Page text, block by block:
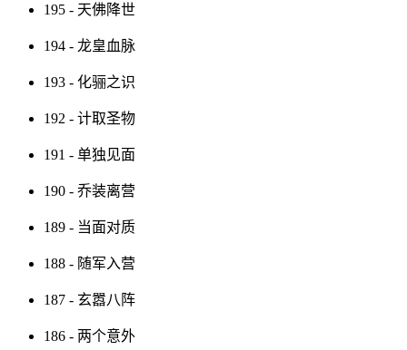
195 - 天佛降世
194 - 龙皇血脉
193 - 化骊之识
192 - 计取圣物
191 - 单独见面
190 - 乔装离营
189 - 当面对质
188 - 随军入营
187 - 玄嚣八阵
186 - 两个意外